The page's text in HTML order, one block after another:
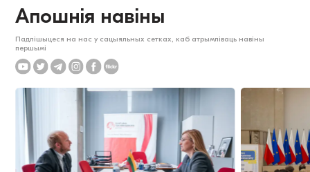
Апошнія навіны
Падпішыцеся на нас у сацыяльных сетках, каб атрымліваць навіны
першымі